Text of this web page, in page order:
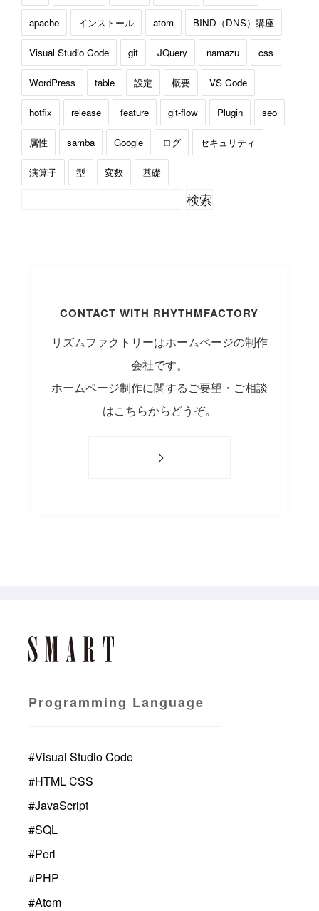
apache インストール atom BIND（DNS）講座
Visual Studio Code git JQuery namazu css
WordPress table 設定 概要 VS Code
hotfix release feature git-flow Plugin seo
属性 samba Google ログ セキュリティ
演算子 型 変数 基礎
CONTACT WITH RHYTHMFACTORY
リズムファクトリーはホームページの制作
会社です。
ホームページ制作に関するご要望・ご相談
はこちらからどうぞ。
Programming Language
#Visual Studio Code
#HTML CSS
#JavaScript
#SQL
#Perl
#PHP
#Atom